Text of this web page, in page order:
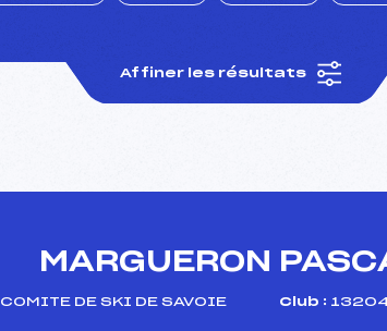
Affiner les résultats
MARGUERON
COMITE DE SKI DE SAVOIE Club : 13204